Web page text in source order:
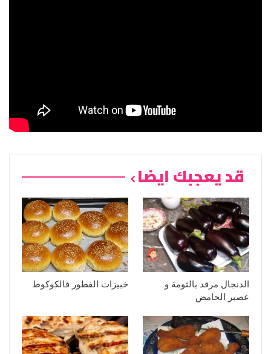
قد يعجبك ايضا
الدنجال مرقد بالثومة و
عصير الحامض
خبيزات الفطور فالكوكوط